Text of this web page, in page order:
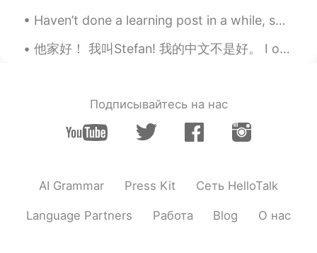
Haven’t done a learning post in a while, so here y’all go. Common phrases: -what the hell? Exampl...
他家好！ 我叫Stefan! 我的中文不是好。 I only studied Chinese for a week and I hope to make a lot of friends ...
Подписывайтесь на нас
AI Grammar Press Kit Сеть HelloTalk
Language Partners Работа Blog О нас